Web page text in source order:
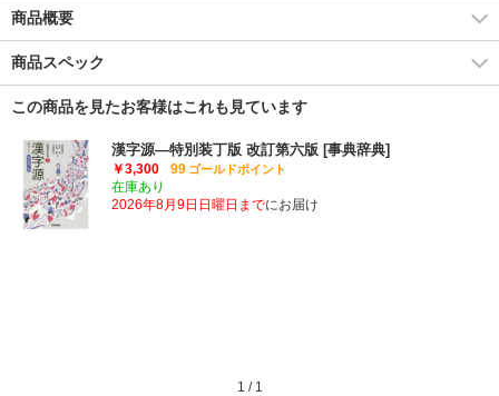
商品概要
商品スペック
この商品を見たお客様はこれも見ています
漢字源―特別装丁版 改訂第六版 [事典辞典]
￥3,300 99 ゴールドポイント
在庫あり
2026年8月9日日曜日までにお届け
1 / 1